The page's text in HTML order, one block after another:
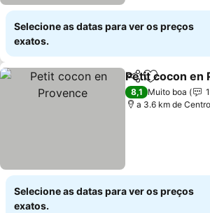
Selecione as datas para ver os preços
exatos.
PartilharAdicionar
Petit cocon en
8,1 Muito boa
a 3.6 km de
Selecione as datas para ver os preços
exatos.